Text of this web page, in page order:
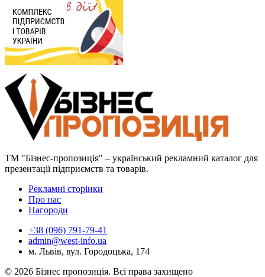
ТМ "Бізнес-пропозиція" – український рекламний каталог для
презентації підприємств та товарів.
Рекламні сторінки
Про нас
Нагороди
+38 (096) 791-79-41
admin@west-info.ua
м. Львів, вул. Городоцька, 174
© 2026 Бізнес пропозиція. Всі права захищено